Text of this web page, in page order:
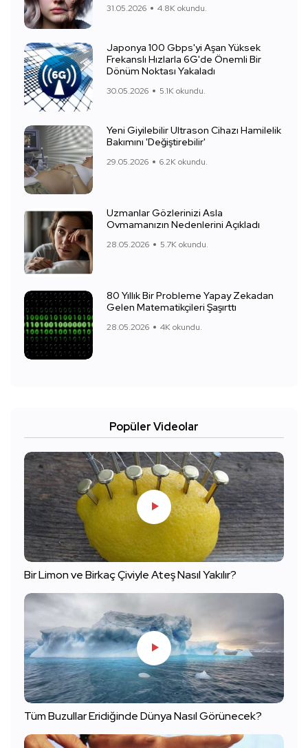
31.05.2026 4.8K okundu.
Japonya 100 Gbps'yi Aşan Yüksek
Frekanslı Hızlarla 6G'de Önemli Bir
Dönüm Noktası Yakaladı
30.05.2026 5.1K okundu.
Yeni Giyilebilir Ultrason Cihazı Hamilelik
Bakımını 'Değiştirebilir'
29.05.2026 6.2K okundu.
Uzmanlar Gözlerinizi Asla
Ovmamanızın Nedenlerini Açıkladı
28.05.2026 5.7K okundu.
80 Yıllık Bir Probleme Yapay Zekadan
Gelen Matematikçileri Şaşırttı
28.05.2026 4K okundu.
Popüler Videolar
Bir Limon ve Birkaç Çiviyle Ateş Nasıl Yakılır?
Tüm Buzullar Eridiğinde Dünya Nasıl Görünecek?